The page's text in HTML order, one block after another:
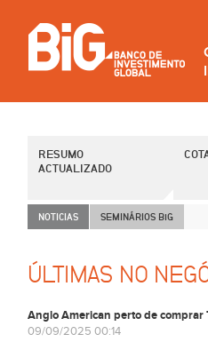
RESUMO
ACTUALIZADO
NOTICIAS SEMINÁRIOS BiG
ÚLTIMAS NO
Anglo American perto de comprar
09/09/2025 00:14